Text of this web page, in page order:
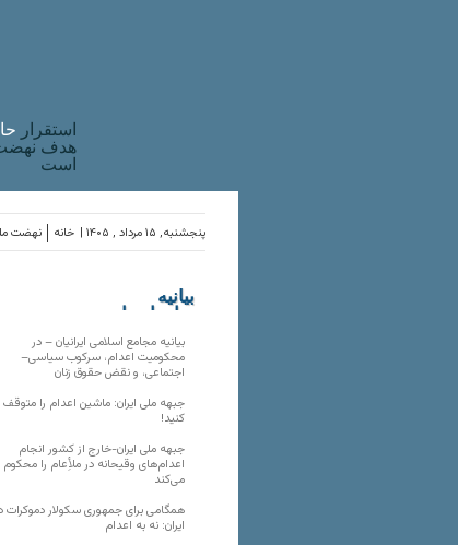
استقرار
هدف نهضت
است
نهضت خانه پنجشنبه, ۱۵ مرداد , ۱۴۰۵ |
بیانیه
سازمان‌های
بیانیه مجامع اسلامی ایرانیان – در
محکومیت اعدام، سرکوب سیاسی–
اجتماعی، و نقض حقوق زنان
جبهه ملی ایران: ماشین اعدام را متوقف
کنید!
جبهه ملی ایران-خارج از کشور انجام
اعدام‌های وقیحانه در ملأِعام را محکوم
می‌کند
همگامی برای جمهوری سکولار دموکرات
ایران: نه به اعدام